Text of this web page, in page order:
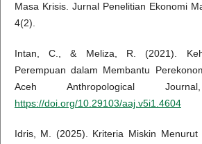
Masa Krisis. Jurnal Penelitian Ekonomi
4(2).
Intan, C., & Meliza, R. (2021).
Perempuan dalam Membantu
Aceh Anthropological
https://doi.org/10.29103/aaj.v5i1.4604
Idris, M. (2025). Kriteria Miskin Menurut